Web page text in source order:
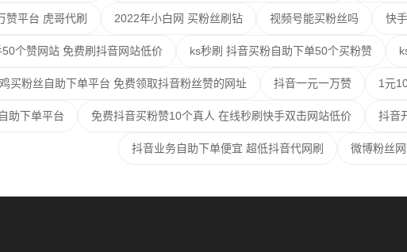
赞平台 虎哥代刷 2022年小白网 买粉丝刷钻 视频号能买粉丝吗 快
50个赞网站 免费刷抖音网站低价 ks秒刷 抖音买粉自助下单50个买粉赞
买粉丝自助下单平台 免费领取抖音粉丝赞的网址 抖音一元一万赞 1元
助下单平台 免费抖音买粉赞10个真人 在线秒刷快手双击网站低价 抖音
抖音业务自助下单便宜 超低抖音代网刷 微博粉丝